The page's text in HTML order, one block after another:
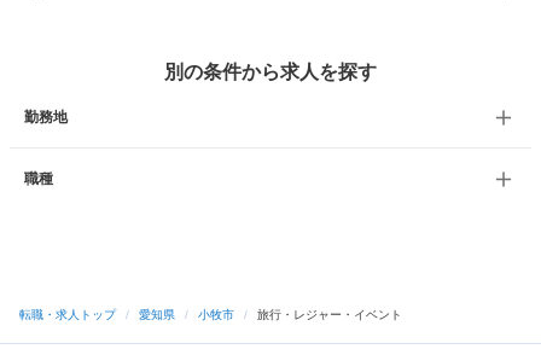
別の条件から求人を探す
勤務地
職種
転職・求人トップ / 愛知県 / 小牧市 / 旅行・レジャー・イベント